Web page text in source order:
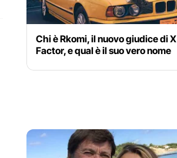
Chi è Rkomi, il nuovo giudice di X
Factor, e qual è il suo vero nome